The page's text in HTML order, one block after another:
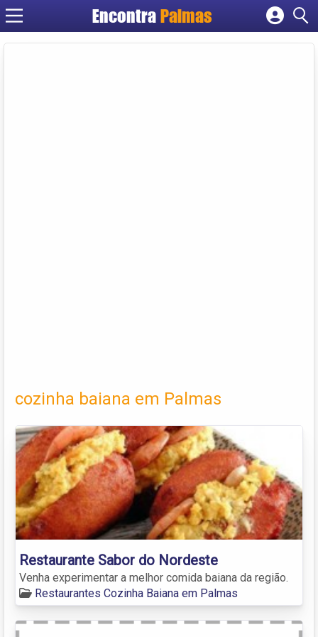
Encontra Palmas
Cadastrar empresa
cozinha baiana em Palmas
Restaurante Sabor do Nordeste
Venha experimentar a melhor comida baiana da região.
Restaurantes Cozinha Baiana em Palmas